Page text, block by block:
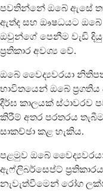
පවතින්නේ ඔබේ ඇසේ
ඇත්ද සහ ඖෂධයට ඔබේ
ඔවුන්ගේ පෙනීම වැඩි
ප්‍රතිකාර අවශ්‍ය වේ.
ඔබේ වෛද්‍යවරයා
භාවිතයෙන් ඔබේ
දීර්ඝ කාලයක්
කිරීම් අතර පරතරය
සාකච්ඡා කළ හැකිය.
පළමුව ඔබේ
ඇෆ්ලිබර්සෙප්ට්
නැවැත්වීමෙන් රෝග